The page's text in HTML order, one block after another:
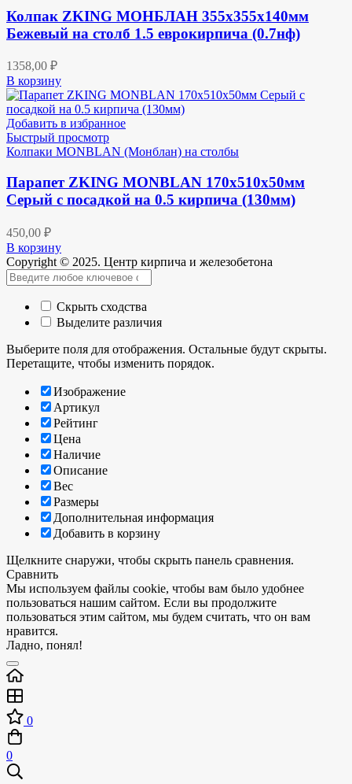
Колпак ZKING МОНБЛАН 355х355х140мм
Бежевый на столб 1.5 еврокирпича (0.7нф)
1358,00 ₽
В корзину
Добавить в избранное
Быстрый просмотр
Колпаки MONBLAN (Монблан) на столбы
Парапет ZKING MONBLAN 170х510х50мм
Серый с посадкой на 0.5 кирпича (130мм)
450,00 ₽
В корзину
Copyright © 2025. Центр кирпича и железобетона
Скрыть сходства
Выделите различия
Выберите поля для отображения. Остальные будут скрыты.
Перетащите, чтобы изменить порядок.
Изображение
Артикул
Рейтинг
Цена
Наличие
Описание
Вес
Размеры
Дополнительная информация
Добавить в корзину
Щелкните снаружи, чтобы скрыть панель сравнения.
Сравнить
Мы используем файлы cookie, чтобы вам было удобнее
пользоваться нашим сайтом. Если вы продолжите
пользоваться этим сайтом, мы будем считать, что он вам
нравится.
Ладно, понял!
0
0